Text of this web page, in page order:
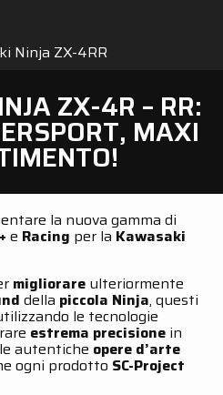
ZX-4R – RR:
MAXI
la nuova gamma di
e Racing per la Kawasaki
migliorare ulteriormente
della piccola Ninja, questi
le tecnologie
estrema precisione in
autentiche opere d’arte
ogni prodotto SC-Project